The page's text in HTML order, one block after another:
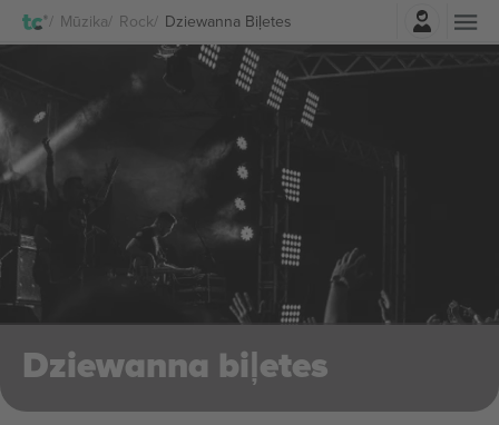
Mūzika Rock Dziewanna BiļetesPierakstīties
Dziewanna biļetes